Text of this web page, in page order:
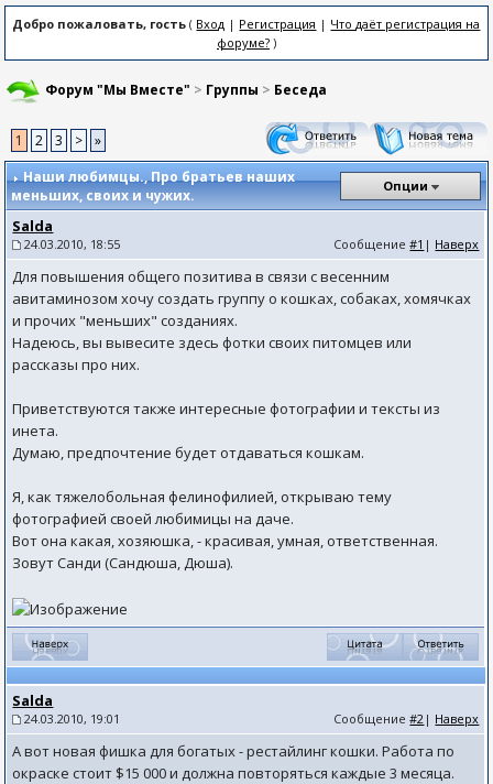
Добро пожаловать, гость ( Вход | Регистрация | Что даёт регистрация на
форуме?)
Форум "Мы Вместе" > Группы > Беседа
1 2 3 >
»
Наши любимцы., Про братьев наших
меньших, своих и чужих.
Опции
Salda
24.03.2010, 18:55 Сообщение#1 | Наверх
Для повышения общего позитива в связи с весенним
авитаминозом хочу создать группу о кошках, собаках, хомячках
и прочих "меньших" созданиях.
Надеюсь, вы вывесите здесь фотки своих питомцев или
рассказы про них.
Приветствуются также интересные фотографии и тексты из
инета.
Думаю, предпочтение будет отдаваться кошкам.
Я, как тяжелобольная фелинофилией, открываю тему
фотографией своей любимицы на даче.
Вот она какая, хозяюшка, - красивая, умная, ответственная.
Зовут Санди (Сандюша, Дюша).
Salda
24.03.2010, 19:01 Сообщение#2 | Наверх
А вот новая фишка для богатых - рестайлинг кошки. Работа по
окраске стоит $15 000 и должна повторяться каждые 3 месяца.